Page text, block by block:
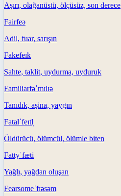
Aşırı, olağanüstü, ölçüsüz, son derece
Fairfeə
Adil, fuar, sarışın
Fakefeɪk
Sahte, taklit, uydurma, uyduruk
Familiarfəˈmɪlɪə
Tanıdık, aşina, yaygın
Fatalˈfeɪtl̩
Öldürücü, ölümcül, ölümle biten
Fattyˈfæti
Yağlı, yağdan oluşan
Fearsomeˈfɪəsəm